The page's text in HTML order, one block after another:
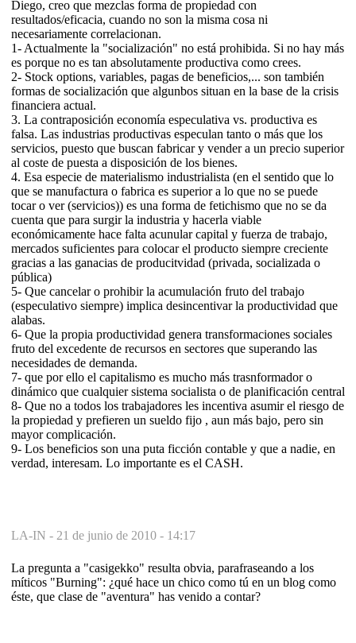
Diego, creo que mezclas forma de propiedad con
resultados/eficacia, cuando no son la misma cosa ni
necesariamente correlacionan.
1- Actualmente la "socialización" no está prohibida. Si no hay más
es porque no es tan absolutamente productiva como crees.
2- Stock options, variables, pagas de beneficios,... son también
formas de socialización que algunbos situan en la base de la crisis
financiera actual.
3. La contraposición economía especulativa vs. productiva es
falsa. Las industrias productivas especulan tanto o más que los
servicios, puesto que buscan fabricar y vender a un precio superior
al coste de puesta a disposición de los bienes.
4. Esa especie de materialismo industrialista (en el sentido que lo
que se manufactura o fabrica es superior a lo que no se puede
tocar o ver (servicios)) es una forma de fetichismo que no se da
cuenta que para surgir la industria y hacerla viable
económicamente hace falta acunular capital y fuerza de trabajo,
mercados suficientes para colocar el producto siempre creciente
gracias a las ganacias de producitvidad (privada, socializada o
pública)
5- Que cancelar o prohibir la acumulación fruto del trabajo
(especulativo siempre) implica desincentivar la productividad que
alabas.
6- Que la propia productividad genera transformaciones sociales
fruto del excedente de recursos en sectores que superando las
necesidades de demanda.
7- que por ello el capitalismo es mucho más trasnformador o
dinámico que cualquier sistema socialista o de planificación central
8- Que no a todos los trabajadores les incentiva asumir el riesgo de
la propiedad y prefieren un sueldo fijo , aun más bajo, pero sin
mayor complicación.
9- Los beneficios son una puta ficción contable y que a nadie, en
verdad, interesam. Lo importante es el CASH.
LA-IN - 21 de junio de 2010 - 14:17
La pregunta a "casigekko" resulta obvia, parafraseando a los
míticos "Burning": ¿qué hace un chico como tú en un blog como
éste, que clase de "aventura" has venido a contar?